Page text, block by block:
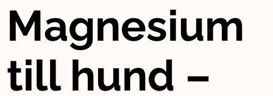
Magnesium
till hund –